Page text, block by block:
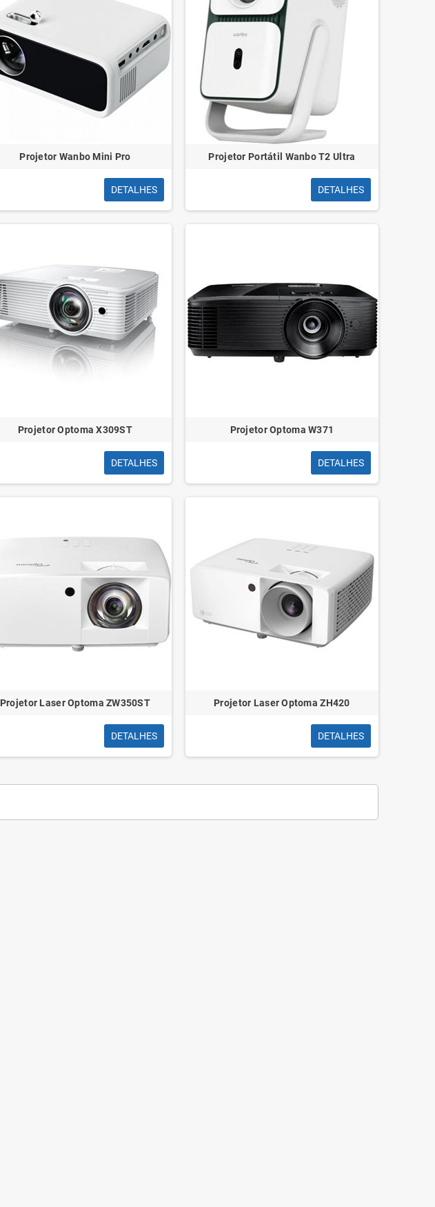
Projetor Wanbo Mini Pro
DETALHES
Projetor Portátil Wanbo T2 Ultra
DETALHES
Projetor Optoma X309ST
DETALHES
Projetor Optoma W371
DETALHES
Projetor Laser Optoma ZW350ST
DETALHES
Projetor Laser Optoma ZH420
DETALHES